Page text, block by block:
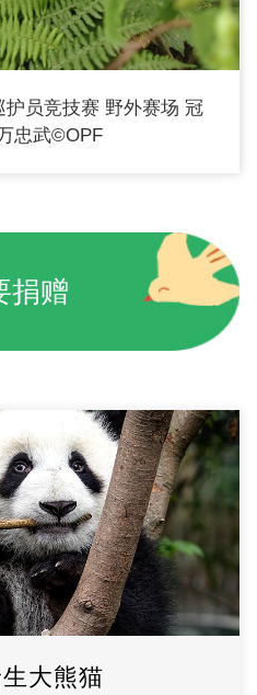
员竞技赛 野外赛场 冠
忠武©OPF
捐赠
大熊猫